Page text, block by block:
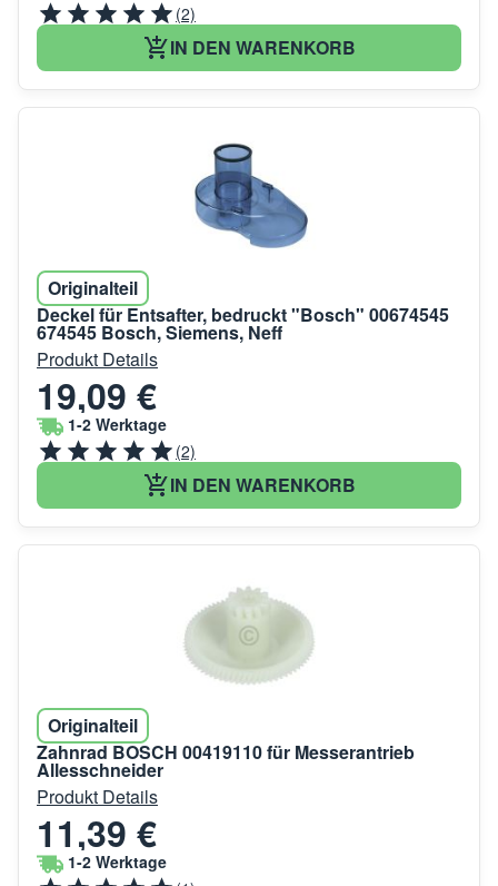
(2)
IN DEN WARENKORB
Originalteil
Deckel für Entsafter, bedruckt "Bosch" 00674545
674545 Bosch, Siemens, Neff
Produkt Details
19,09 €
1-2 Werktage
(2)
IN DEN WARENKORB
Originalteil
Zahnrad BOSCH 00419110 für Messerantrieb
Allesschneider
Produkt Details
11,39 €
1-2 Werktage